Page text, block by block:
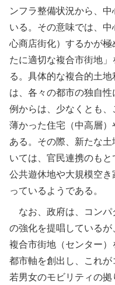
ンフラ整備状況から、
いる。その意味では、
心商店街化）するかが
たに適切な複合市街地
る。具体的な複合的土
は、各々の都市の独自
例からは、少なくとも
薄かった住宅（中高層
ある。その際、新たな
いては、官民連携のもと
公共遊休地や大規模空
っているようである。
なお、政府は、コン
の強化を提唱している
複合市街地（センター
都市軸を創出し、これ
若男女のモビリティの